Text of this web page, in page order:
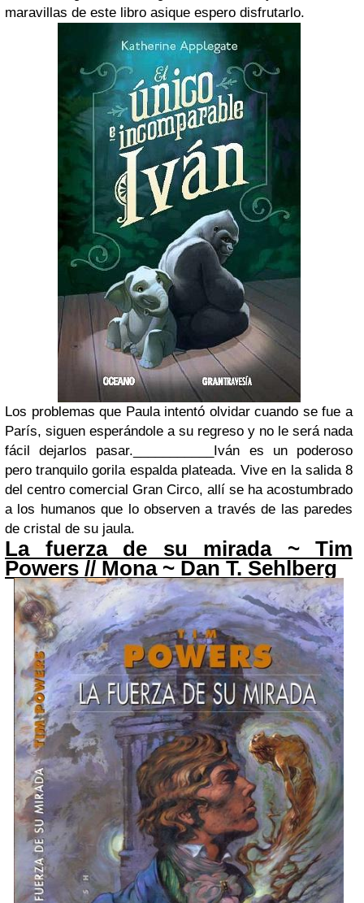
maravillas de este libro asique espero disfrutarlo.
Los problemas que Paula intentó olvidar cuando se fue a
París, siguen esperándole a su regreso y no le será nada
fácil dejarlos pasar.
Iván es un poderoso
pero tranquilo gorila espalda plateada. Vive en la salida 8
del centro comercial Gran Circo, allí se ha acostumbrado
a los humanos que lo observen a través de las paredes
de cristal de su jaula.
La fuerza de su mirada ~ Tim
Powers // Mona ~ Dan T. Sehlberg